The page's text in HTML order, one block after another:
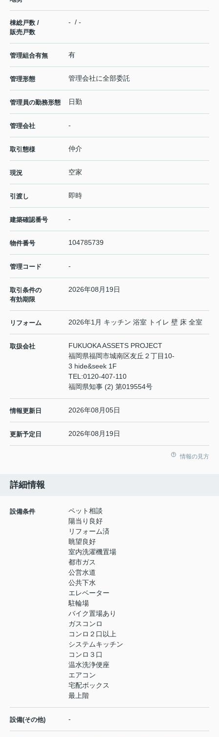
棟総戸数 /
販売戸数
- / -
管理組合有無 有
管理形態 管理会社に全部委託
管理員の勤務形態 日勤
管理会社 -
取引態様 仲介
現況 空家
引渡し 即時
建築確認番号 -
物件番号 104785739
管理コード -
取引条件の
有効期限
2026年08月19日
リフォーム 2026年1月 キッチン 浴室 トイレ 壁 床 全室
取扱会社
FUKUOKA ASSETS PROJECT
福岡県福岡市城南区友丘２丁目10-
3 hide&seek 1F
TEL:0120-407-110
福岡県知事 (2) 第019554号
情報更新日 2026年08月05日
更新予定日 2026年08月19日
情報の見方
詳細情報
設備条件
ペット相談
陽当り良好
リフォーム済
眺望良好
室内洗濯機置場
都市ガス
公営水道
公共下水
エレベーター
駐輪場
バイク置場あり
ガスコンロ
コンロ２口以上
システムキッチン
コンロ３口
温水洗浄便座
エアコン
宅配ボックス
最上階
設備(その他) -